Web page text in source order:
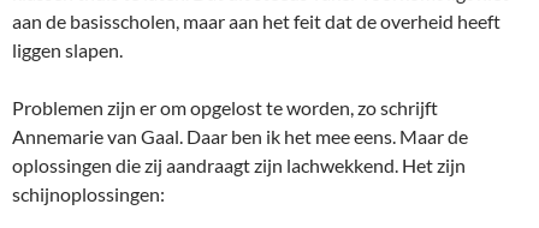
aan de basisscholen, maar aan het feit dat de overheid heeft
liggen slapen.
Problemen zijn er om opgelost te worden, zo schrijft
Annemarie van Gaal. Daar ben ik het mee eens. Maar de
oplossingen die zij aandraagt zijn lachwekkend. Het zijn
schijnoplossingen: